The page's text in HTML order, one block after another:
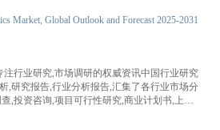
Market, Global Outlook and Forecast 2025-2031
行业研究,市场调研的权威资讯中国行业研究
,研究报告,行业分析报告,汇集了各行业市场分
,投资咨询,项目可行性研究,商业计划书,上市